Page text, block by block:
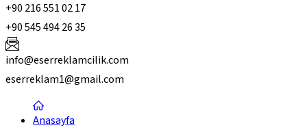
+90 216 551 02 17
+90 545 494 26 35
info@eserreklamcilik.com
eserreklam1@gmail.com
Anasayfa